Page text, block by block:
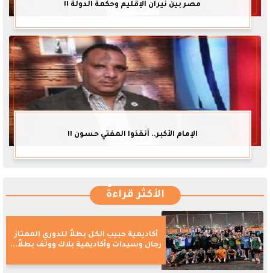
مصر بين نيران الإقليم وحكمة الدولة !!
الإمام الأكبر.. أنقذوا المفتي حسون !!
الأكثر قراءةً
أكاديمية حبيب الكل بطلاً للدوري الممتاز
رجال وسيدات وأكاديمية بلاك وولف بطلاً...